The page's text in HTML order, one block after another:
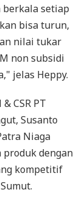
berkala setiap
bisa turun,
nilai tukar
non subsidi
jelas Heppy.
CSR PT
Susanto
Niaga
dengan
kompetitif